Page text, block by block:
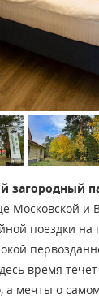
Московской
поездки
время
а мечты о